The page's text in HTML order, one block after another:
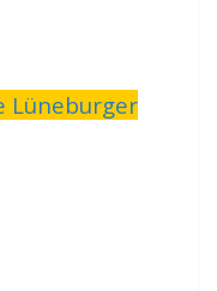
Lüneburger